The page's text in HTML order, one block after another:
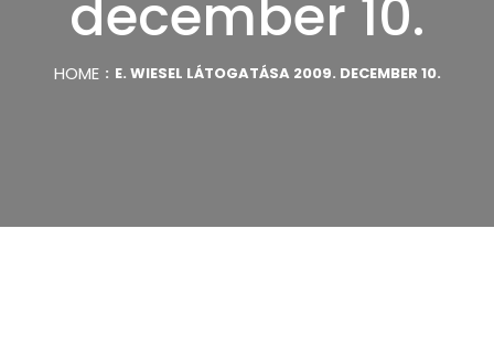
december 10.
HOME E. WIESEL LÁTOGATÁSA 2009. DECEMBER 10.